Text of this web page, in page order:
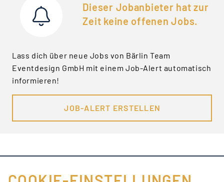
Dieser Jobanbieter hat zur
Zeit keine offenen Jobs.
Lass dich über neue Jobs von Bärlin Team
Eventdesign GmbH mit einem Job-Alert automatisch
informieren!
JOB-ALERT ERSTELLEN